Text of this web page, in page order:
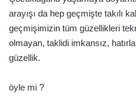
arayışı da hep geçmişte takılı
geçmişimizin tüm güzellikleri
olmayan, taklidi imkansız,
güzellik.
öyle mi ?